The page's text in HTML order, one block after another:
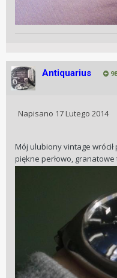
Antiquarius
Napisano 17 Lutego 2014
Mój ulubiony vintage wrócił
piękne perłowo,